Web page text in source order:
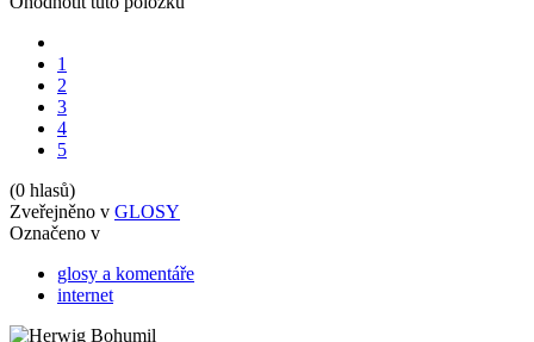
1
2
3
4
5
(0 hlasů)
Zveřejněno v GLOSY
Označeno v
glosy a komentáře
internet